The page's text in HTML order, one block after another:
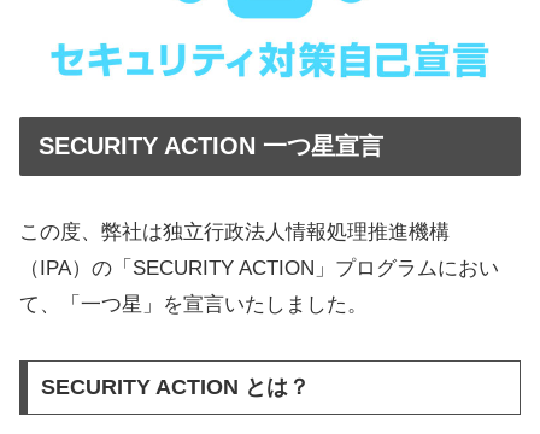
SECURITY ACTION 一つ星宣言
この度、弊社は独立行政法人情報処理推進機構
（IPA）の「SECURITY ACTION」プログラムにおい
て、「一つ星」を宣言いたしました。
SECURITY ACTION とは？